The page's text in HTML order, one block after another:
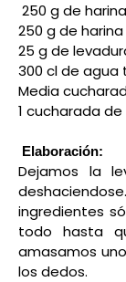
250 g de
250 g de
25 g de
300 cl de agua
Media
1 cucharada
Elaboración:
Dejamos la
ingredientes
todo hasta
amasamos
los dedos.